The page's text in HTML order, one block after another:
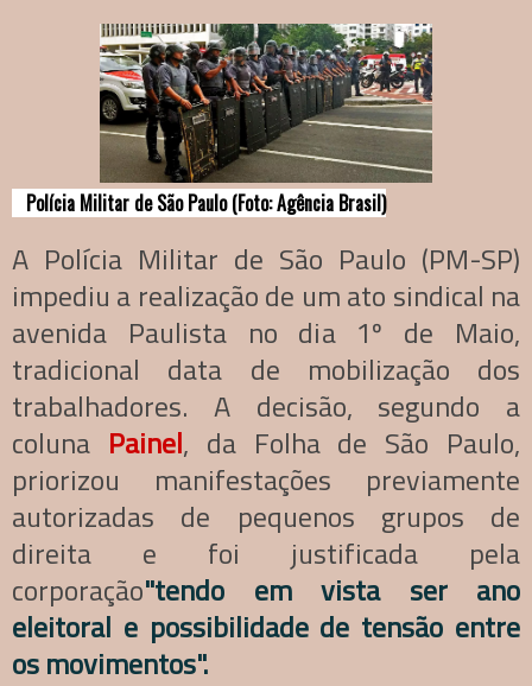
Polícia Militar de São Paulo (Foto: Agência Brasil)
A Polícia Militar de São Paulo (PM-SP)
impediu a realização de um ato sindical na
avenida Paulista no dia 1º de Maio,
tradicional data de mobilização dos
trabalhadores. A decisão, segundo a
coluna Painel, da Folha de São Paulo,
priorizou manifestações previamente
autorizadas de pequenos grupos de
direita e foi justificada pela
corporação"tendo em vista ser ano
eleitoral e possibilidade de tensão entre
os movimentos".